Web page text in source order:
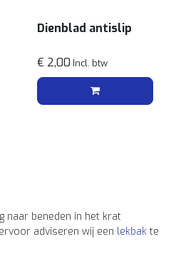
Dienblad antislip
€ 2,00 Incl. btw
naar beneden in het krat
adviseren wij een lekbak te